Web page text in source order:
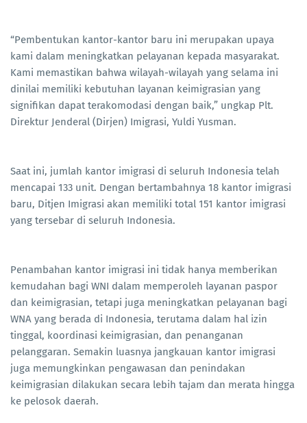
“Pembentukan kantor-kantor baru ini merupakan upaya
kami dalam meningkatkan pelayanan kepada masyarakat.
Kami memastikan bahwa wilayah-wilayah yang selama ini
dinilai memiliki kebutuhan layanan keimigrasian yang
signifikan dapat terakomodasi dengan baik,” ungkap Plt.
Direktur Jenderal (Dirjen) Imigrasi, Yuldi Yusman.
Saat ini, jumlah kantor imigrasi di seluruh Indonesia telah
mencapai 133 unit. Dengan bertambahnya 18 kantor imigrasi
baru, Ditjen Imigrasi akan memiliki total 151 kantor imigrasi
yang tersebar di seluruh Indonesia.
Penambahan kantor imigrasi ini tidak hanya memberikan
kemudahan bagi WNI dalam memperoleh layanan paspor
dan keimigrasian, tetapi juga meningkatkan pelayanan bagi
WNA yang berada di Indonesia, terutama dalam hal izin
tinggal, koordinasi keimigrasian, dan penanganan
pelanggaran. Semakin luasnya jangkauan kantor imigrasi
juga memungkinkan pengawasan dan penindakan
keimigrasian dilakukan secara lebih tajam dan merata hingga
ke pelosok daerah.